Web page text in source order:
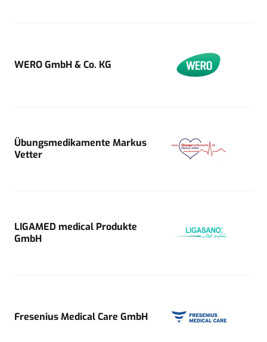
WERO GmbH & Co. KG
Übungsmedikamente Markus
Vetter
LIGAMED medical Produkte
GmbH
Fresenius Medical Care GmbH